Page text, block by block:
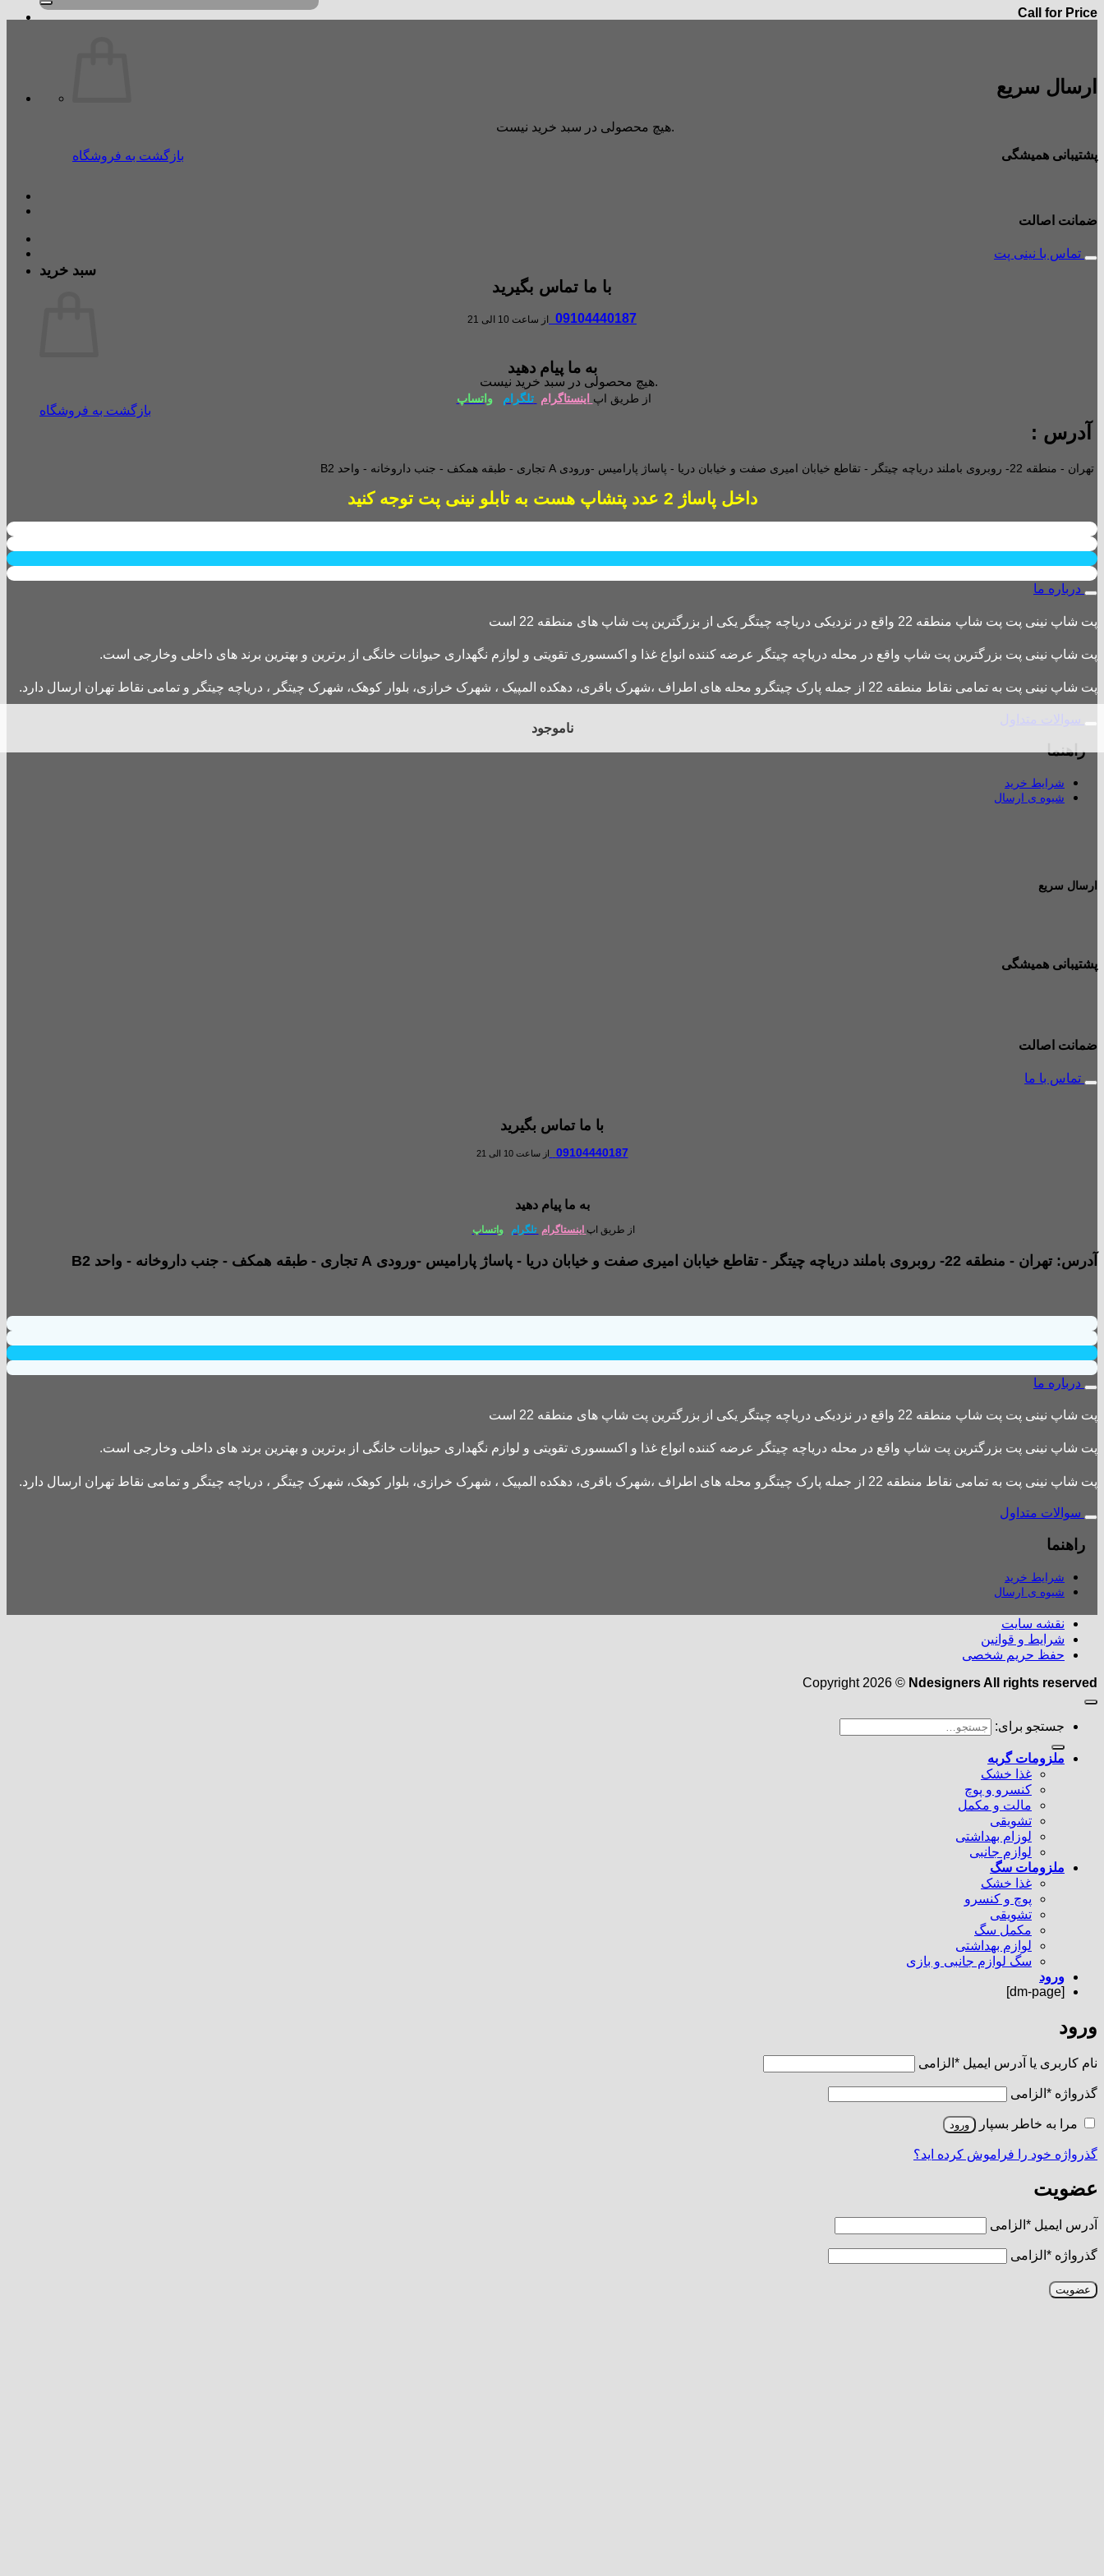
هیچ محصولی در سبد خرید نیست.
بازگشت به فروشگاه
سبد خرید
هیچ محصولی در سبد خرید نیست.
بازگشت به فروشگاه
ناموجود
Call for Price
ارسال سریع
پشتیبانی همیشگی
ضمانت اصالت
تماس با نینی پت
با ما تماس بگیرید
09104440187 از ساعت 10 الی 21
به ما پیام دهید
از طریق اپ اینستاگرام تلگرام واتساپ
آدرس :
تهران - منطقه 22- روبروی باملند دریاچه چیتگر - تقاطع خیابان امیری صفت و خیابان دریا - پاساژ پارامیس -ورودی A تجاری - طبقه همکف - جنب داروخانه - واحد B2
داخل پاساژ 2 عدد پتشاپ هست به تابلو نینی پت توجه کنید
درباره ما
پت شاپ نینی پت پت شاپ منطقه 22 واقع در نزدیکی دریاچه چیتگر یکی از بزرگترین پت شاپ های منطقه 22 است
پت شاپ نینی پت بزرگترین پت شاپ واقع در محله دریاچه چیتگر عرضه کننده انواع غذا و اکسسوری تقویتی و لوازم نگهداری حیوانات خانگی از برترین و بهترین برند های داخلی وخارجی است.
پت شاپ نینی پت به تمامی نقاط منطقه 22 از جمله پارک چیتگرو محله های اطراف ،شهرک باقری، دهکده المپیک ، شهرک خرازی، بلوار کوهک، شهرک چیتگر ، دریاچه چیتگر و تمامی نقاط تهران ارسال دارد.
سوالات متداول
راهنما
شرایط خرید
شیوه ی ارسال
ارسال سریع
پشتیبانی همیشگی
ضمانت اصالت
تماس با ما
با ما تماس بگیرید
09104440187 از ساعت 10 الی 21
به ما پیام دهید
از طریق اپ اینستاگرام تلگرام واتساپ
آدرس: تهران - منطقه 22- روبروی باملند دریاچه چیتگر - تقاطع خیابان امیری صفت و خیابان دریا - پاساژ پارامیس -ورودی A تجاری - طبقه همکف - جنب داروخانه - واحد B2
درباره ما
پت شاپ نینی پت پت شاپ منطقه 22 واقع در نزدیکی دریاچه چیتگر یکی از بزرگترین پت شاپ های منطقه 22 است
پت شاپ نینی پت بزرگترین پت شاپ واقع در محله دریاچه چیتگر عرضه کننده انواع غذا و اکسسوری تقویتی و لوازم نگهداری حیوانات خانگی از برترین و بهترین برند های داخلی وخارجی است.
پت شاپ نینی پت به تمامی نقاط منطقه 22 از جمله پارک چیتگرو محله های اطراف ،شهرک باقری، دهکده المپیک ، شهرک خرازی، بلوار کوهک، شهرک چیتگر ، دریاچه چیتگر و تمامی نقاط تهران ارسال دارد.
سوالات متداول
راهنما
شرایط خرید
شیوه ی ارسال
نقشه سایت
شرایط و قوانین
حفظ حریم شخصی
Copyright 2026 © Ndesigners All rights reserved
جستجو برای:
ملزومات گربه
غذا خشک
کنسرو و پوچ
مالت و مکمل
تشویقی
لوزام بهداشتی
لوازم جانبی
ملزومات سگ
غذا خشک
پوچ و کنسرو
تشویقی
مکمل سگ
لوازم بهداشتی
سگ لوازم جانبی و بازی
ورود
[dm-page]
ورود
نام کاربری یا آدرس ایمیل * الزامی
گذرواژه * الزامی
مرا به خاطر بسپار ورود
گذرواژه خود را فراموش کرده اید؟
عضویت
آدرس ایمیل * الزامی
گذرواژه * الزامی
عضویت